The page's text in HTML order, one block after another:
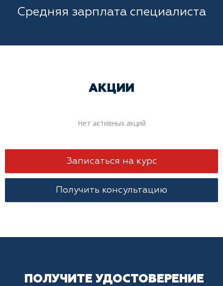
Средняя зарплата специалиста
АКЦИИ
Нет активных акций
Записаться на курс
Получить консультацию
ПОЛУЧИТЕ УДОСТОВЕРЕНИЕ